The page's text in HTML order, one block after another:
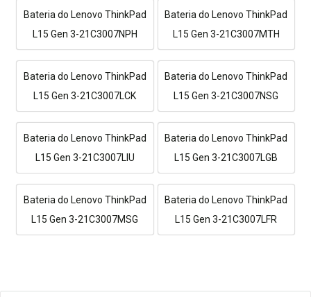
Bateria do Lenovo ThinkPad
L15 Gen 3-21C3007NPH
Bateria do Lenovo ThinkPad
L15 Gen 3-21C3007MTH
Bateria do Lenovo ThinkPad
L15 Gen 3-21C3007LCK
Bateria do Lenovo ThinkPad
L15 Gen 3-21C3007NSG
Bateria do Lenovo ThinkPad
L15 Gen 3-21C3007LIU
Bateria do Lenovo ThinkPad
L15 Gen 3-21C3007LGB
Bateria do Lenovo ThinkPad
L15 Gen 3-21C3007MSG
Bateria do Lenovo ThinkPad
L15 Gen 3-21C3007LFR